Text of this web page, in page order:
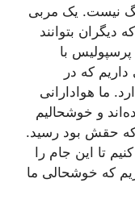
نیست. یک مربی
دیگران بتوانند
پرسپولیس با
که در
ما هوادارانی
و خوشحالیم
که حقش بود رسید.
تا این جام را
که خوشحالی ما